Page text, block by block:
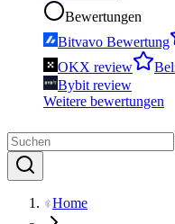
Bewertungen
Bitvavo Bewertung
OKX review
Bybit review
Weitere bewertungen
Home